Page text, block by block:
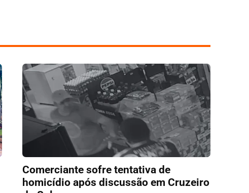
Comerciante sofre tentativa de
homicídio após discussão em Cruzeiro